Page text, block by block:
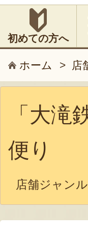
初めての方へ
ホーム > 店
「大滝
便り
店舗ジャンル